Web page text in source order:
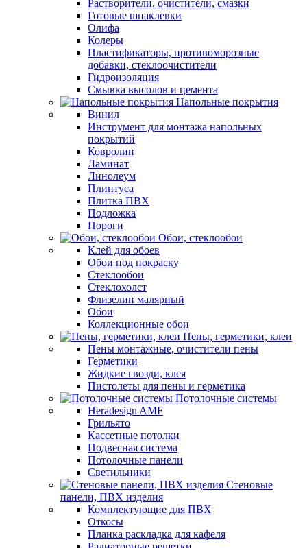
Растворители, очистители, смазки
Готовые шпаклевки
Олифа
Колеры
Пластификаторы, противоморозные
добавки, стеклоочистители
Гидроизоляция
Смывка высолов и цемента
Напольные покрытия
Винил
Инструмент для монтажа напольных
покрытий
Ковролин
Ламинат
Линолеум
Плинтуса
Плитка ПВХ
Подложка
Пороги
Обои, стеклообои
Клей для обоев
Обои под покраску
Стеклообои
Стеклохолст
Флизелин малярный
Обои
Коллекционные обои
Пены, герметики, клеи
Пены монтажные, очистители пены
Герметики
Жидкие гвозди, клея
Пистолеты для пены и герметика
Потолочные системы
Heradesign AMF
Грильято
Кассетные потолки
Подвесная система
Потолочные панели
Светильники
Стеновые
панели, ПВХ изделия
Комплектующие для ПВХ
Откосы
Планка раскладка для кафеля